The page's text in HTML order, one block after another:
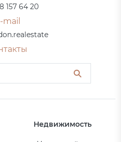
157 64 20
mail
Недвижимость